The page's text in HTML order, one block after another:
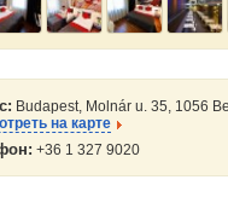
Budapest, Molnár u. 35, 1056
на карте
+36 1 327 9020